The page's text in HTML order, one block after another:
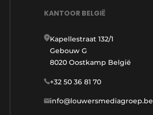
KANTOOR BELGIË
Kapellestraat 132/1
Gebouw G
8020 Oostkamp België
+32 50 36 81 70
info@louwersmediagroep.be